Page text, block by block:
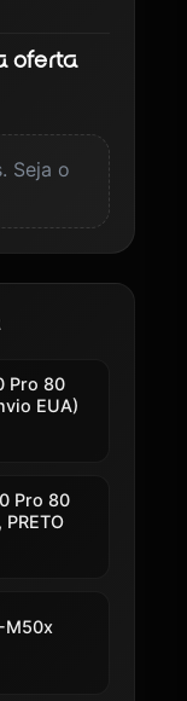
oferta
Seja o
Pro 80
EUA)
Pro 80
M50x